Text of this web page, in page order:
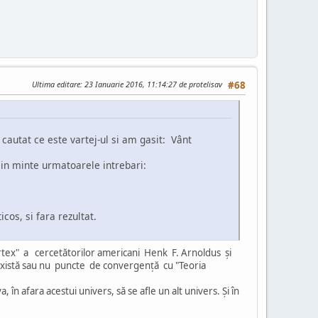
#68
Ultima editare: 23 Ianuarie 2016, 11:14:27 de protelisav
ce este vartej-ul si am gasit: Vânt
minte urmatoarele intrebari:
si fara rezultat.
a cercetătorilor americani Henk F. Arnoldus şi
sau nu puncte de convergenţă cu "Teoria
în afara acestui univers, să se afle un alt univers. Şi în